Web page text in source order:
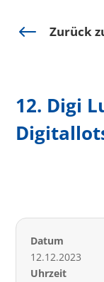
# Zurück
12. Digi
Datum
12.12.2023
Uhrzeit